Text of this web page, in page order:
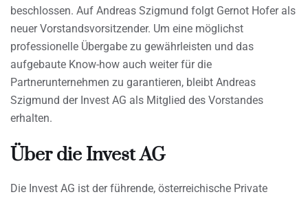
beschlossen. Auf Andreas Szigmund folgt Gernot Hofer als
neuer Vorstandsvorsitzender. Um eine möglichst
professionelle Übergabe zu gewährleisten und das
aufgebaute Know-how auch weiter für die
Partnerunternehmen zu garantieren, bleibt Andreas
Szigmund der Invest AG als Mitglied des Vorstandes
erhalten.
Über die Invest AG
Die Invest AG ist der führende, österreichische Private